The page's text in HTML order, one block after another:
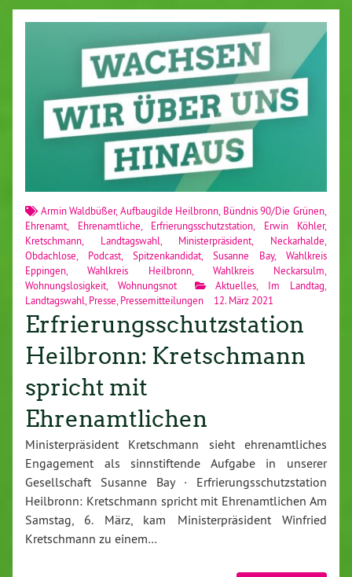
Armin Waldbüßer, Aufbaugilde Heilbronn Bündnis 90/Die Grünen
Ehrenamt
Ehrenamtliche Erfrierungsschutzstation Erwin Köhler,
Kretschmann
Landtagswahl Ministerpräsident Neckarhalde
Obdachlose
Podcast Spitzenkandidat Susanne Bay, Wahlkreis
Eppingen ,Wahlkreis Heilbronn, Wahlkreis Neckarsulm
Wohnungslosigkeit
Wohnungsnot Aktuelles Im Landtag
Landtagswahl Presse Pressemitteilungen 12. März 2021
Erfrierungsschutzstation
Heilbronn: Kretschmann
spricht mit
Ehrenamtlichen
Ministerpräsident Kretschmann sieht ehrenamtliches
Engagement als sinnstiftende Aufgabe in unserer
Gesellschaft Susanne Bay · Erfrierungsschutzstation
Heilbronn: Kretschmann spricht mit Ehrenamtlichen Am
Samstag, 6. März, kam Ministerpräsident Winfried
Kretschmann zu einem…